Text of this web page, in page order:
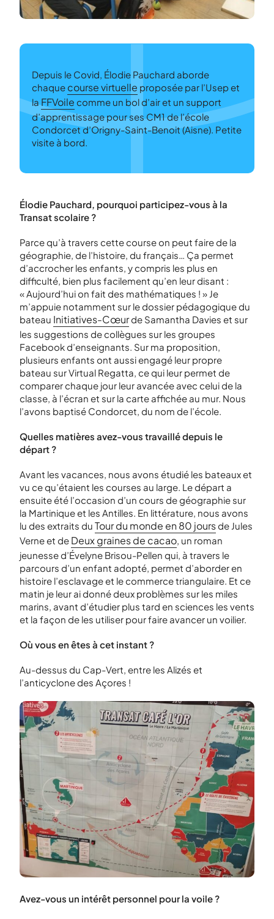
Depuis le Covid, Élodie Pauchard aborde
chaque course virtuelle proposée par l’Usep et
laFFVoile comme un bol d’air et un support
d’apprentissage pour ses CM1 de l’école
Condorcet d’Origny-Saint-Benoit (Aisne). Petite
visite à bord.
Élodie Pauchard, pourquoi participez-vous à la
Transat scolaire ?
Parce qu’à travers cette course on peut faire de la
géographie, de l’histoire, du français… Ça permet
d’accrocher les enfants, y compris les plus en
difficulté, bien plus facilement qu’en leur disant :
« Aujourd’hui on fait des mathématiques ! » Je
m’appuie notamment sur le dossier pédagogique du
bateau Initiatives-Cœurde Samantha Davies et sur
les suggestions de collègues sur les groupes
Facebook d’enseignants. Sur ma proposition,
plusieurs enfants ont aussi engagé leur propre
bateau sur Virtual Regatta, ce qui leur permet de
comparer chaque jour leur avancée avec celui de la
classe, à l’écran et sur la carte affichée au mur. Nous
l’avons baptisé Condorcet, du nom de l’école.
Quelles matières avez-vous travaillé depuis le
départ ?
Avant les vacances, nous avons étudié les bateaux et
vu ce qu’étaient les courses au large. Le départ a
ensuite été l’occasion d’un cours de géographie sur
la Martinique et les Antilles. En littérature, nous avons
lu des extraits du Tour du monde en 80 joursde Jules
Verne et de Deux graines de cacao, un roman
jeunesse d’Évelyne Brisou-Pellen qui, à travers le
parcours d’un enfant adopté, permet d’aborder en
histoire l’esclavage et le commerce triangulaire. Et ce
matin je leur ai donné deux problèmes sur les miles
marins, avant d’étudier plus tard en sciences les vents
et la façon de les utiliser pour faire avancer un voilier.
Où vous en êtes à cet instant ?
Au-dessus du Cap-Vert, entre les Alizés et
l’anticyclone des Açores !
Avez-vous un intérêt personnel pour la voile ?